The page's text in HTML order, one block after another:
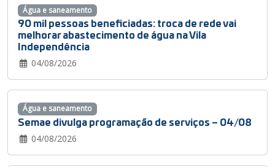
90 mil pessoas beneficiadas: troca de rede vai
melhorar abastecimento de água na Vila
Independência
04/08/2026
Água e saneamento
Semae divulga programação de serviços – 04/08
04/08/2026
Água e saneamento